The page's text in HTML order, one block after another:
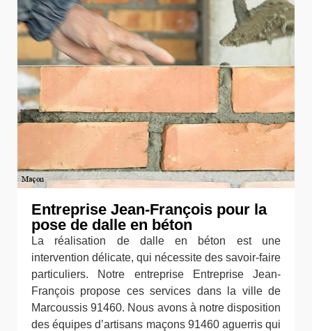
Entreprise Jean-François pour la
pose de dalle en béton
La réalisation de dalle en béton est une
intervention délicate, qui nécessite des savoir-faire
particuliers. Notre entreprise Entreprise Jean-
François propose ces services dans la ville de
Marcoussis 91460. Nous avons à notre disposition
des équipes d’artisans maçons 91460 aguerris qui